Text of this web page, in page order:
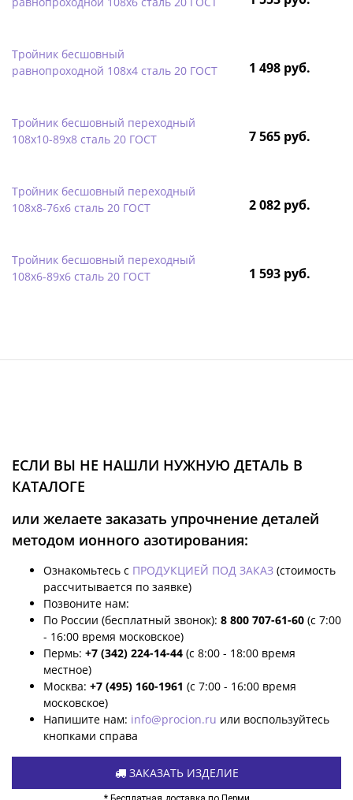
Тройник бесшовный
равнопроходной 108х4 сталь 20 ГОСТ
1 498 руб.
Тройник бесшовный переходный
108х10-89х8 сталь 20 ГОСТ
7 565 руб.
Тройник бесшовный переходный
108х8-76х6 сталь 20 ГОСТ
2 082 руб.
Тройник бесшовный переходный
108х6-89х6 сталь 20 ГОСТ
1 593 руб.
ЕСЛИ ВЫ НЕ НАШЛИ НУЖНУЮ ДЕТАЛЬ В
КАТАЛОГЕ
или желаете заказать упрочнение деталей
методом ионного азотирования:
Ознакомьтесь с ПРОДУКЦИЕЙ ПОД ЗАКАЗ (стоимость
рассчитывается по заявке)
Позвоните нам:
По России (бесплатный звонок): 8 800 707-61-60 (с 7:00
- 16:00 время московское)
Пермь: +7 (342) 224-14-44 (с 8:00 - 18:00 время
местное)
Москва: +7 (495) 160-1961 (с 7:00 - 16:00 время
московское)
Напишите нам: info@procion.ru или воспользуйтесь
кнопками справа
ЗАКАЗАТЬ ИЗДЕЛИЕ